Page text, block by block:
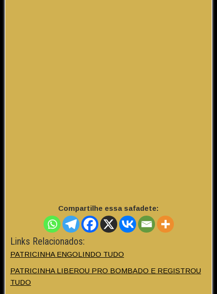
Compartilhe essa safadete:
Links Relacionados:
PATRICINHA ENGOLINDO TUDO
PATRICINHA LIBEROU PRO BOMBADO E REGISTROU
TUDO